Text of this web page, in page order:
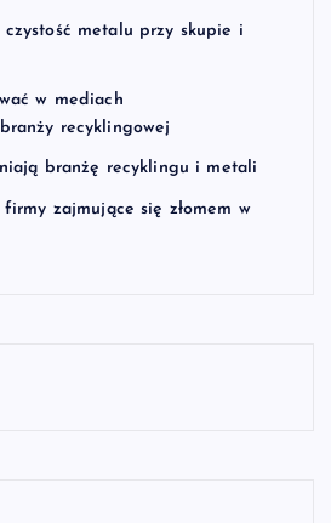
czystość metalu przy skupie i
w mediach
recyklingowej
branżę recyklingu i metali
firmy zajmujące się złomem w